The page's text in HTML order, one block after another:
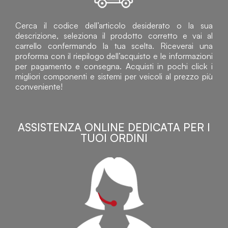
Cerca il codice dell’articolo desiderato o la sua
descrizione, seleziona il prodotto corretto e vai al
carrello confermando la tua scelta. Riceverai una
proforma con il riepilogo dell’acquisto e le informazioni
per pagamento e consegna. Acquisti in pochi click i
migliori componenti e sistemi per veicoli al prezzo più
conveniente!
ASSISTENZA ONLINE DEDICATA PER I
TUOI ORDINI